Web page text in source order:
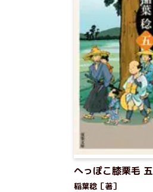
へっぽこ膝栗毛 五
稲葉稔［著］